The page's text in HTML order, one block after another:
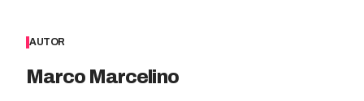
AUTOR
Marco Marcelino